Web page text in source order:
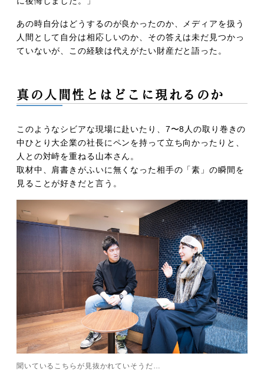
あの時自分はどうするのが良かったのか、メディアを扱う
人間として自分は相応しいのか、その答えは未だ見つかっ
ていないが、この経験は代えがたい財産だと語った。
真の人間性とはどこに現れるのか
このようなシビアな現場に赴いたり、7〜8人の取り巻きの
中ひとり大企業の社長にペンを持って立ち向かったりと、
人との対峙を重ねる山本さん。
取材中、肩書きがふいに無くなった相手の「素」の瞬間を
見ることが好きだと言う。
聞いているこちらが見抜かれていそうだ…